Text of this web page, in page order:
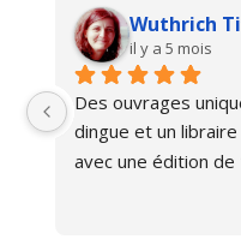
Wuthrich
il y a 5 mois
Des ouvrages
dingue et un
avec une édition